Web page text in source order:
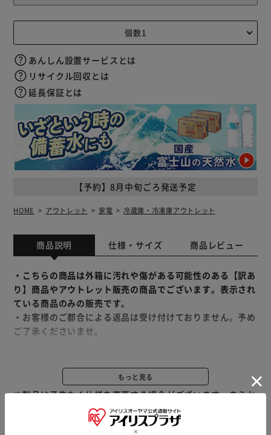
【予約】8月中旬ごろ発送予定
あんしん設置サービスとは
リサイクル回収とは
延長保証とは
HOME アウトレット 家電 冷蔵庫・冷凍庫アウトレット
商品説明 仕様・サイズ 商品レビュー
・こちらの商品は外箱に汚れや傷がある可能性のある【訳あ
り】商品やアウトレット販売の商品でございます。表示され
ている商品のみの販売です。
・お客様のご都合による返品は受け付けておりません。予め
ご了承くださいませ。
冷凍、冷蔵、切り替え可能。
シーンに合わせて選べます。
見た目以上に大容量。
スリムなのに容量たっぷり。
もっと見る
※製品は予告なく仕様を変更する場合がございます。あらか
じめご了承ください。